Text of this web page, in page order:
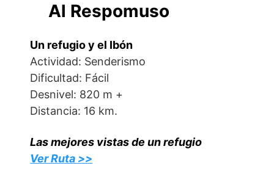
Al Respomuso
Un refugio y el Ibón
Actividad: Senderismo
Dificultad: Fácil
Desnivel: 820 m +
Distancia: 16 km.
Las mejores vistas de un refugio
Ver Ruta >>